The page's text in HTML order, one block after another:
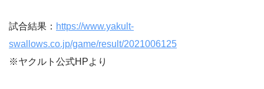
試合結果： https://www.yakult-
swallows.co.jp/game/result/2021006125
※ヤクルト公式HPより